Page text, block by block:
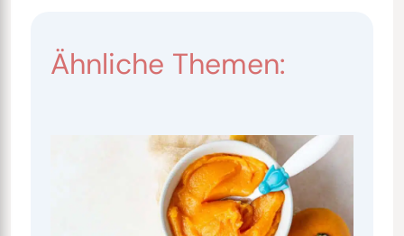
Ähnliche Themen: